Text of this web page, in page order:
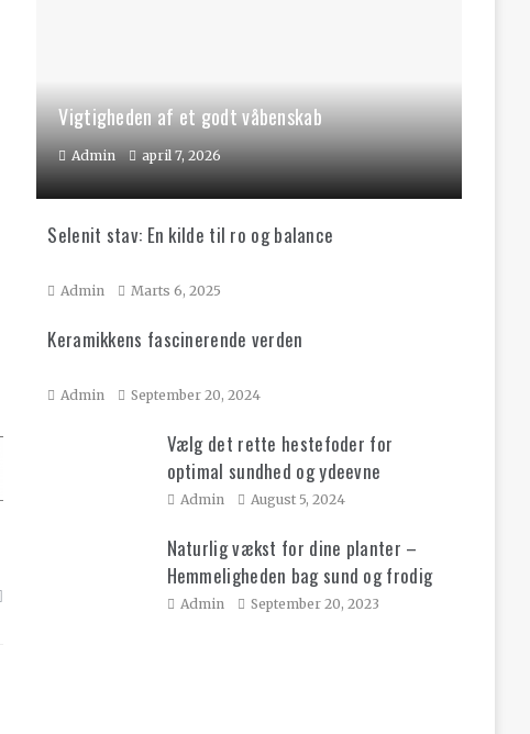
Vigtigheden af et godt våbenskab
Admin april 7, 2026
Selenit stav: En kilde til ro og balance
Admin Marts 6, 2025
Keramikkens fascinerende verden
Admin September 20, 2024
Vælg det rette hestefoder for
optimal sundhed og ydeevne
Admin August 5, 2024
Naturlig vækst for dine planter –
Hemmeligheden bag sund og frodig
have!
Admin September 20, 2023